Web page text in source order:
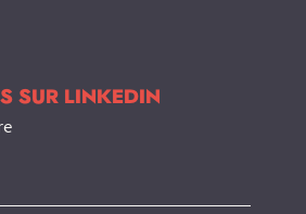
SUR LINKEDIN